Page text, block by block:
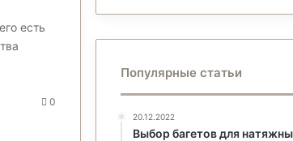
есть
0
Популярные статьи
20.12.2022
Выбор багетов для